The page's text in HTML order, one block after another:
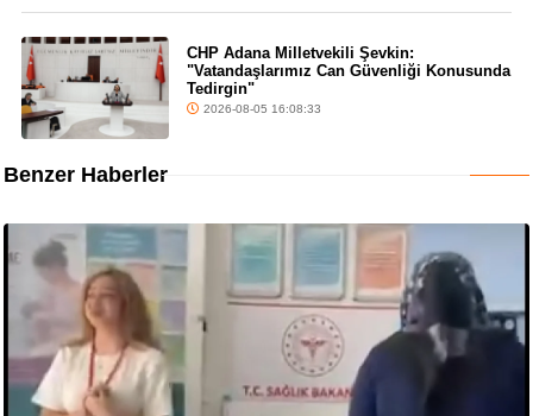
CHP Adana Milletvekili Şevkin:
"Vatandaşlarımız Can Güvenliği Konusunda
Tedirgin"
2026-08-05 16:08:33
Benzer Haberler